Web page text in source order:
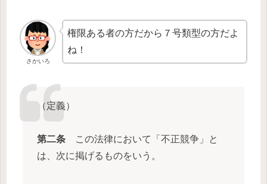
さかいろ
権限ある者の方だから７号類型の方だよ
ね！
（定義）
第二条この法律において「不正競争」と
は、次に掲げるものをいう。